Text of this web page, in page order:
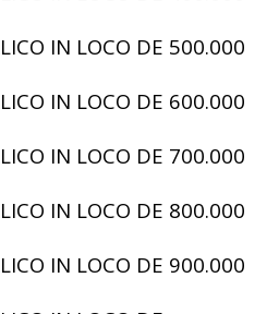
IN LOCO DE 500.000
IN LOCO DE 600.000
IN LOCO DE 700.000
IN LOCO DE 800.000
IN LOCO DE 900.000